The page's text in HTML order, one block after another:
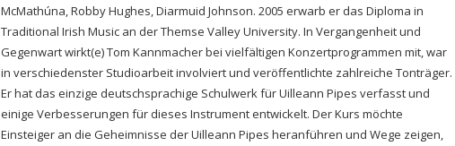
McMathúna, Robby Hughes, Diarmuid Johnson. 2005 erwarb er das Diploma in
Traditional Irish Music an der Themse Valley University. In Vergangenheit und
Gegenwart wirkt(e) Tom Kannmacher bei vielfältigen Konzertprogrammen mit, war
in verschiedenster Studioarbeit involviert und veröffentlichte zahlreiche Tonträger.
Er hat das einzige deutschsprachige Schulwerk für Uilleann Pipes verfasst und
einige Verbesserungen für dieses Instrument entwickelt. Der Kurs möchte
Einsteiger an die Geheimnisse der Uilleann Pipes heranführen und Wege zeigen,